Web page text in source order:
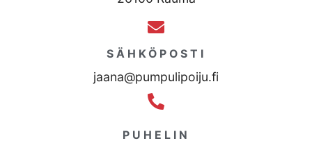
SÄHKÖPOSTI
jaana@pumpulipoiju.fi
PUHELIN